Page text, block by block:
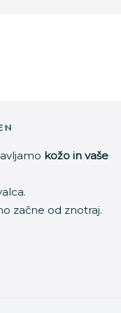
kožo in vaše
začne od znotraj.